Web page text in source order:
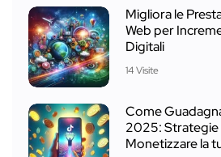
Migliora le
Web per
Digitali
14 Visite
Come
2025: Strategie
Monetizzare la